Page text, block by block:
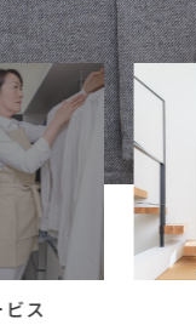
ス